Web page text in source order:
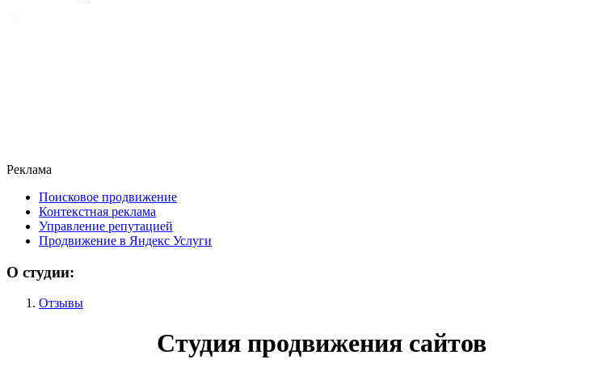
Реклама
Поисковое продвижение
Контекстная реклама
Управление репутацией
Продвижение в Яндекс Услуги
О студии:
Отзывы
Студия продвижения сайтов